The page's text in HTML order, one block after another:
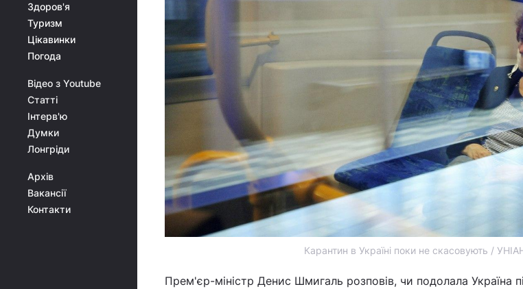
Здоров'я
Туризм
Цікавинки
Погода
Відео з Youtube
Статті
Інтерв'ю
Думки
Лонгріди
Архів
Вакансії
Контакти
Карантин в Україні поки не скасовують /
Прем'єр-міністр Денис Шмигаль розповів, чи подолала Україна